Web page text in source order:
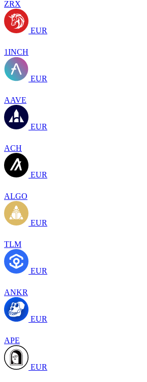
ZRX
EUR
1INCH
EUR
AAVE
EUR
ACH
EUR
ALGO
EUR
TLM
EUR
ANKR
EUR
APE
EUR